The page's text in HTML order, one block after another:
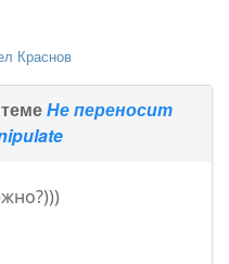
Краснов
Не переносит